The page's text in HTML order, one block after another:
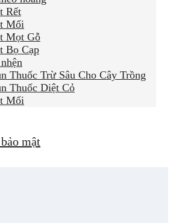
Rết
Mối
Mọt Gỗ
Bọ Cạp
Thuốc Trừ Sâu Cho Cây Trồng
Thuốc Diệt Cỏ
Mối
mật